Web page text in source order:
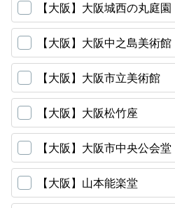
【大阪】大阪城西の丸庭
【大阪】大阪中之島美術館
【大阪】大阪市立美術館
【大阪】大阪松竹座
【大阪】大阪市中央公会堂
【大阪】山本能楽堂